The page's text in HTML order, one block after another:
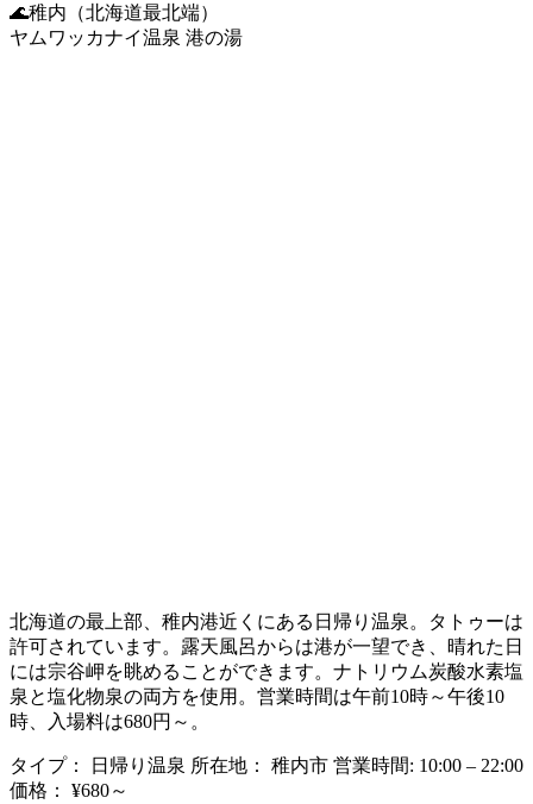
🌊稚内（北海道最北端）
ヤムワッカナイ温泉 港の湯
北海道の最上部、稚内港近くにある日帰り温泉。タトゥーは
許可されています。露天風呂からは港が一望でき、晴れた日
には宗谷岬を眺めることができます。ナトリウム炭酸水素塩
泉と塩化物泉の両方を使用。営業時間は午前10時～午後10
時、入場料は680円～。
タイプ： 日帰り温泉 所在地： 稚内市 営業時間: 10:00 – 22:00
価格：
¥680～